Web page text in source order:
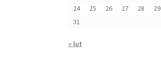
24
25 26 27 28 29
31
« lut